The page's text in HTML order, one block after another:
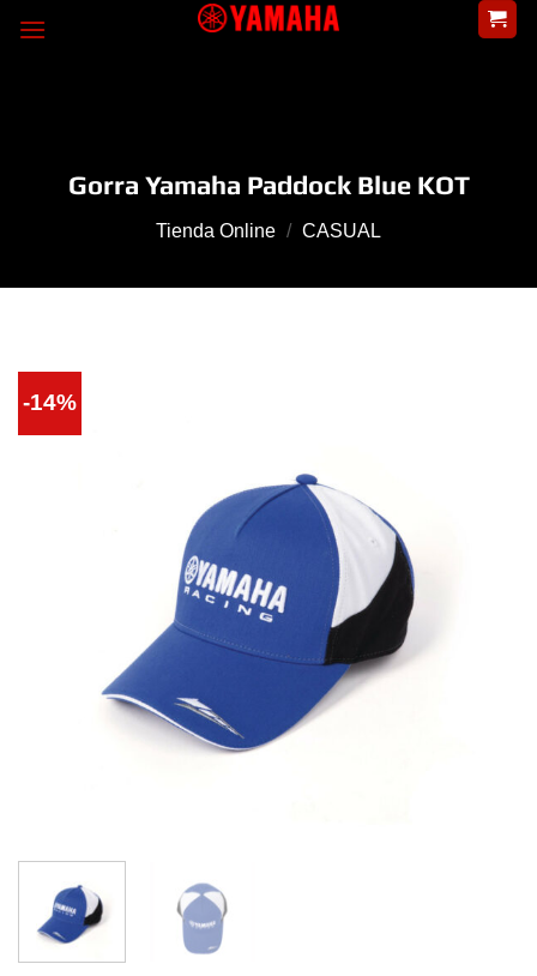
Gorra Yamaha Paddock Blue KOT
Tienda Online / CASUAL
-14%